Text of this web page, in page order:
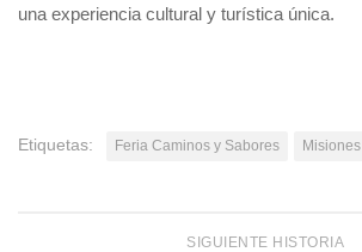
una experiencia cultural y turística única.
Etiquetas: Feria Caminos y Sabores Misiones
SIGUIENTE HISTORIA